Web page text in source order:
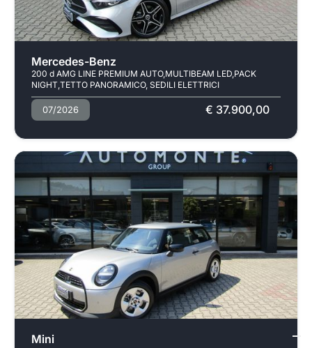
Mercedes-Benz
200 d AMG LINE PREMIUM AUTO,MULTIBEAM LED,PACK
NIGHT,TETTO PANORAMICO, SEDILI ELETTRICI
07/2026 € 37.900,00
Mini